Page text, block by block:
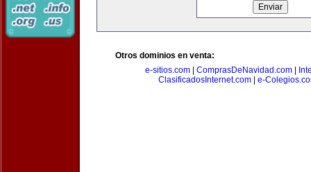
Otros dominios en venta:
e-sitios.com| ComprasDeNavidad.com|
ClasificadosInternet.com| e-